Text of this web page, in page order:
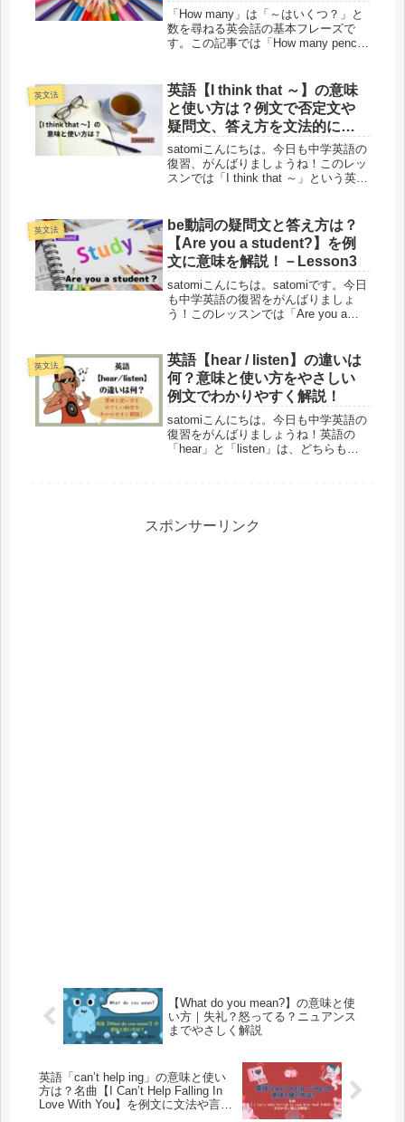
Lesson9
「How many」は「～はいくつ？」と
数を尋ねる英会話の基本フレーズで
す。この記事では「How many pencils
自然に伝える方法をまとめました。
英文法
英語【I think that ～】の意味
と使い方は？例文で否定文や
疑問文、答え方を文法的に解
説-Lesson42
satomiこんにちは。今日も中学英語の
復習、がんばりましょうね！このレッ
スンでは「I think that ～」という英語
疑問文や答え方、否定文の作り方など
も徹底解説して...
英文法
be動詞の疑問文と答え方は？
【Are you a student?】を例
文に意味を解説！－Lesson3
satomiこんにちは。satomiです。今日
も中学英語の復習をがんばりましょ
う！このレッスンでは「Are you a
します。疑問文の作り方やそれに対す
る答え方...
英文法
英語【hear / listen】の違いは
何？意味と使い方をやさしい
例文でわかりやすく解説！
satomiこんにちは。今日も中学英語の
復習をがんばりましょうね！英語の
「hear」と「listen」は、どちらも日
スポンサーリンク
【What do you mean?】の意味と使
い方｜失礼？怒ってる？ニュアンス
までやさしく解説
英語「can’t help ing」の意味と使い
方は？名曲【I Can’t Help Falling In
Love With You】を例文に文法や言い